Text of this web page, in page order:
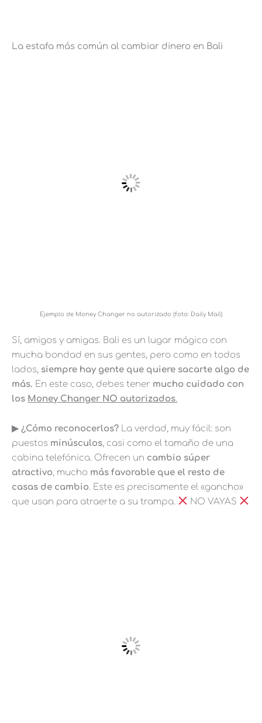
La estafa más común al cambiar dinero en Bali
Ejemplo de Money Changer no autorizado (foto: Daily Mail)
Sí, amigos y amigas. Bali es un lugar mágico con
mucha bondad en sus gentes, pero como en todos
lados, siempre hay gente que quiere sacarte algo de
más. En este caso, debes tener mucho cuidado con
los Money Changer NO autorizados.
▶︎ ¿Cómo reconocerlos? La verdad, muy fácil: son
puestos minúsculos, casi como el tamaño de una
cabina telefónica. Ofrecen un cambio súper
atractivo, mucho más favorable que el resto de
casas de cambio. Este es precisamente el «gancho»
que usan para atraerte a su trampa.
NO VAYAS